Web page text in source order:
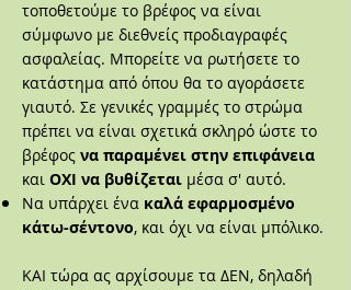
τοποθετούμε το βρέφος να είναι
σύμφωνο με διεθνείς προδιαγραφές
ασφαλείας. Μπορείτε να ρωτήσετε το
κατάστημα από όπου θα το αγοράσετε
γιαυτό. Σε γενικές γραμμές το στρώμα
πρέπει να είναι σχετικά σκληρό ώστε το
βρέφος να παραμένει στην επιφάνεια
και ΟΧΙ να βυθίζεται μέσα σ' αυτό.
Να υπάρχει ένα καλά εφαρμοσμένο
κάτω-σέντονο, και όχι να είναι μπόλικο.
ΚΑΙ τώρα ας αρχίσουμε τα ΔΕΝ, δηλαδή